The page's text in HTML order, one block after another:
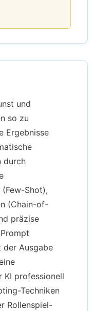
und
so zu
Ergebnisse
durch
(Few-Shot),
(Chain-of-
präzise
der Ausgabe
KI professionell
Techniken
Rollenspiel-